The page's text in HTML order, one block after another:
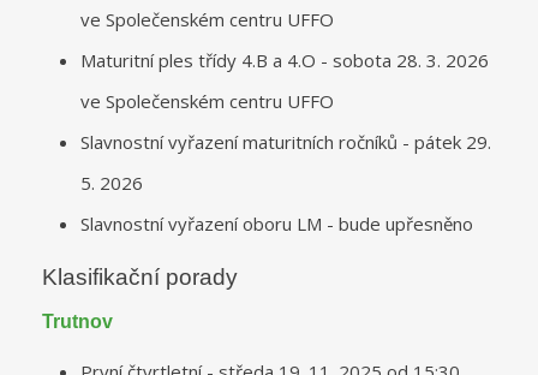
ve Společenském centru UFFO
Maturitní ples třídy 4.B a 4.O - sobota 28. 3. 2026
ve Společenském centru UFFO
Slavnostní vyřazení maturitních ročníků - pátek 29.
5. 2026
Slavnostní vyřazení oboru LM - bude upřesněno
Klasifikační porady
Trutnov